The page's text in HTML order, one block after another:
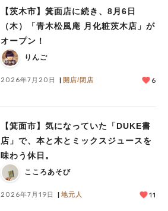
【茨木市】箕面店に続き、8月6日
（木）「青木松風庵 月化粧茨木店」が
オープン！
りんご
2026年7月20日 開店/閉店 6
【箕面市】気になっていた「DUKE書
店」で、本と木とミックスジュースを
味わう休日。
こころあそび
2026年7月19日 地元人 11